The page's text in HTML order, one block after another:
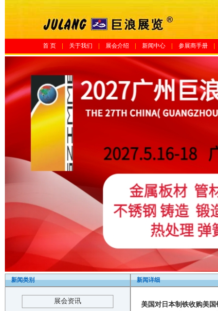
首 页 关于我们 展会介绍 新闻中心 参展商手册|
新闻类别
展会资讯
新闻详细
美国对日本制铁收购美